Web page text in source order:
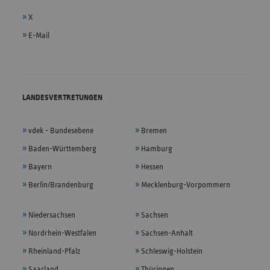
X
E-Mail
LANDESVERTRETUNGEN
vdek - Bundesebene
Baden-Württemberg
Bayern
Berlin/Brandenburg
Bremen
Hamburg
Hessen
Mecklenburg-Vorpommern
Niedersachsen
Nordrhein-Westfalen
Rheinland-Pfalz
Sachsen
Sachsen-Anhalt
Schleswig-Holstein